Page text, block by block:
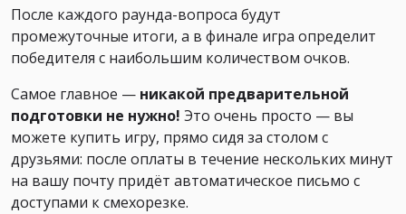
После каждого раунда-вопроса будут
промежуточные итоги, а в финале игра определит
победителя с наибольшим количеством очков.
Самое главное — никакой предварительной
подготовки не нужно! Это очень просто — вы
можете купить игру, прямо сидя за столом с
друзьями: после оплаты в течение нескольких минут
на вашу почту придёт автоматическое письмо с
доступами к смехорезке.